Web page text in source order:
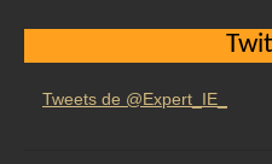
Tweets de @Expert_IE_